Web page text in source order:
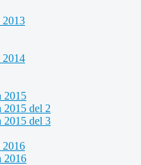
2013
2014
2015
2015 del 2
2015 del 3
2016
2016